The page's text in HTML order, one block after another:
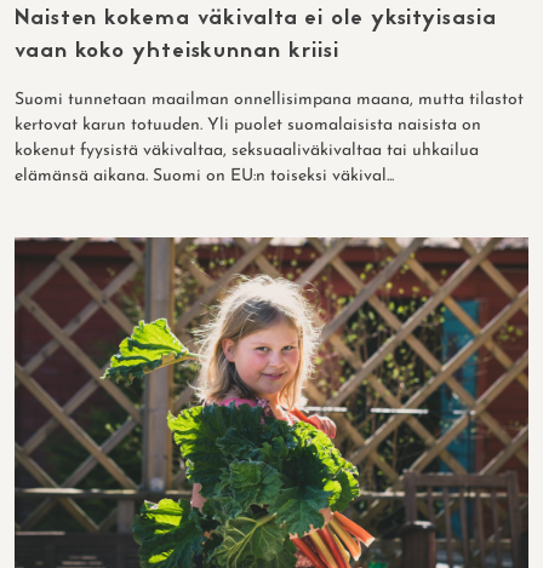
Naisten kokema väkivalta ei ole yksityisasia
vaan koko yhteiskunnan kriisi
Suomi tunnetaan maailman onnellisimpana maana, mutta tilastot
kertovat karun totuuden. Yli puolet suomalaisista naisista on
kokenut fyysistä väkivaltaa, seksuaaliväkivaltaa tai uhkailua
elämänsä aikana. Suomi on EU:n toiseksi väkival...